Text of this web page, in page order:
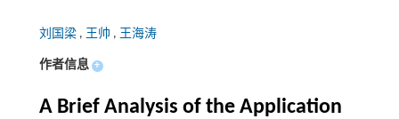
刘国梁 , 王帅 , 王海涛
作者信息 +
A Brief Analysis of the Application